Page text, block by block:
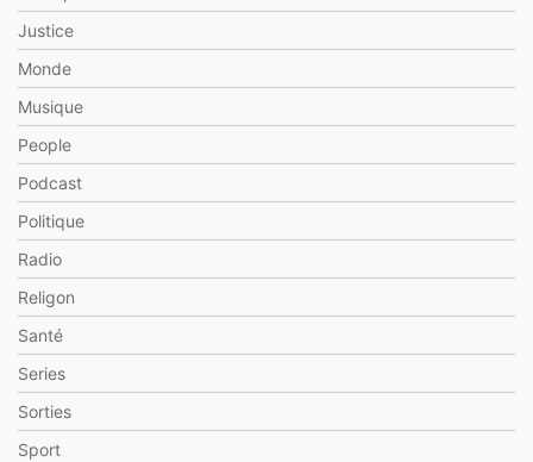
Justice
Monde
Musique
People
Podcast
Politique
Radio
Religon
Santé
Series
Sorties
Sport